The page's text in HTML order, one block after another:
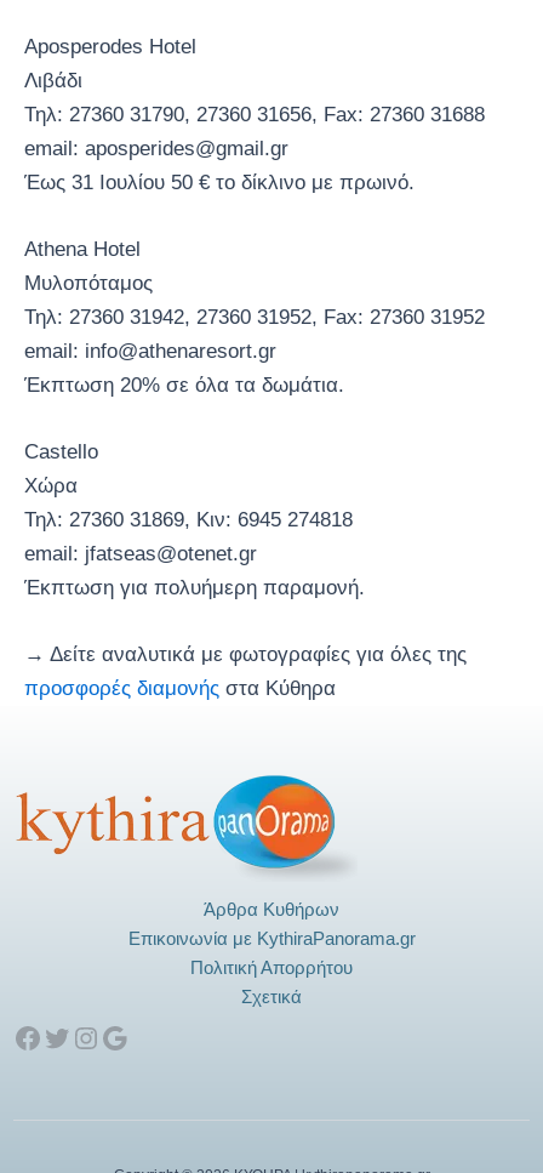
Aposperodes Hotel
Λιβάδι
Τηλ: 27360 31790, 27360 31656, Fax: 27360 31688
email: aposperides@gmail.gr
Έως 31 Ιουλίου 50 € το δίκλινο με πρωινό.
Athena Hotel
Μυλοπόταμος
Τηλ: 27360 31942, 27360 31952, Fax: 27360 31952
email: info@athenaresort.gr
Έκπτωση 20% σε όλα τα δωμάτια.
Castello
Χώρα
Τηλ: 27360 31869, Κιν: 6945 274818
email: jfatseas@otenet.gr
Έκπτωση για πολυήμερη παραμονή.
→ Δείτε αναλυτικά με φωτογραφίες για όλες της
προσφορές διαμονής στα Κύθηρα
Άρθρα Κυθήρων
Επικοινωνία με KythiraPanorama.gr
Πολιτική Απορρήτου
Σχετικά
Facebook
Twitter
Instagram
Google